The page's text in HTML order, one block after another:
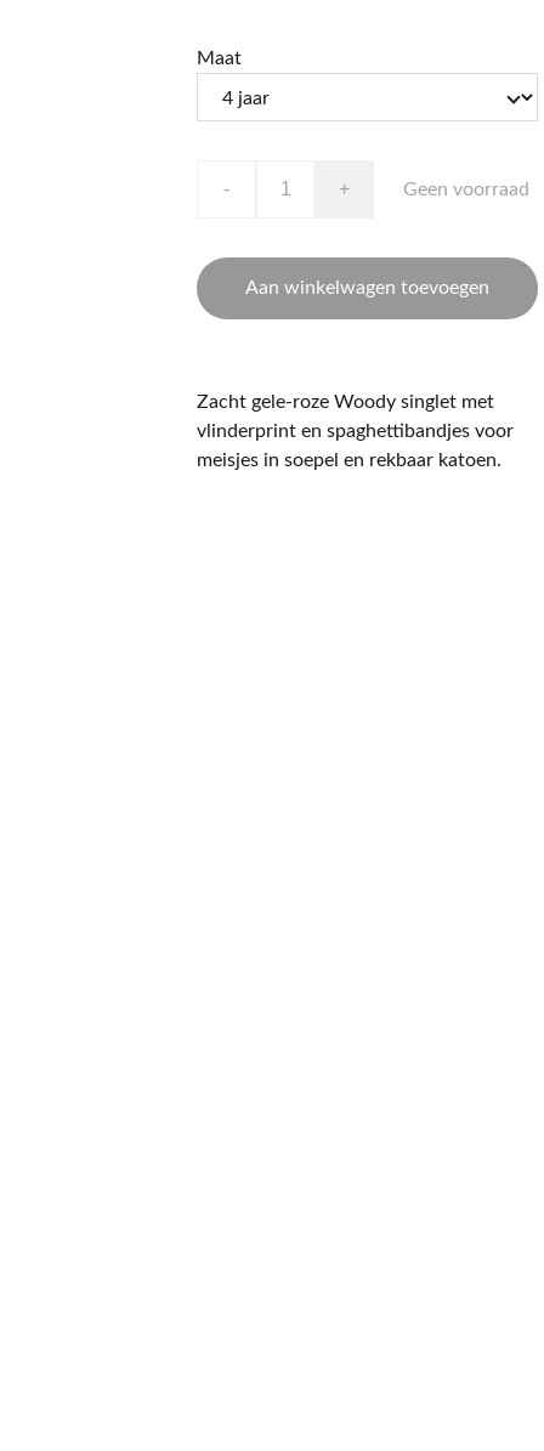
Maat
- + Geen voorraad
Aan winkelwagen toevoegen
Zacht gele-roze Woody singlet met
vlinderprint en spaghettibandjes voor
meisjes in soepel en rekbaar katoen.